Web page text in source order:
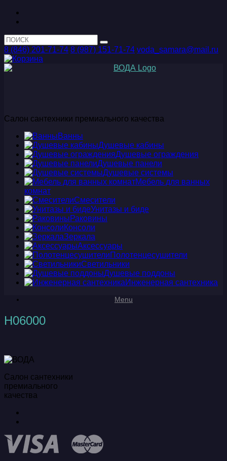
8 (846) 201-71-74 8 (987) 151-71-74 voda_samara@mail.ru
Салон сантехники премиального качества
Ванны
Душевые кабины
Душевые ограждения
Душевые панели
Душевые системы
Мебель для ванных
комнат
Смесители
Унитазы и биде
Раковины
Консоли
Зеркала
Аксессуары
Полотенцесушители
Светильники
Душевые поддоны
Инженерная сантехника
Menu
H06000
Салон сантехники
премиального
качества